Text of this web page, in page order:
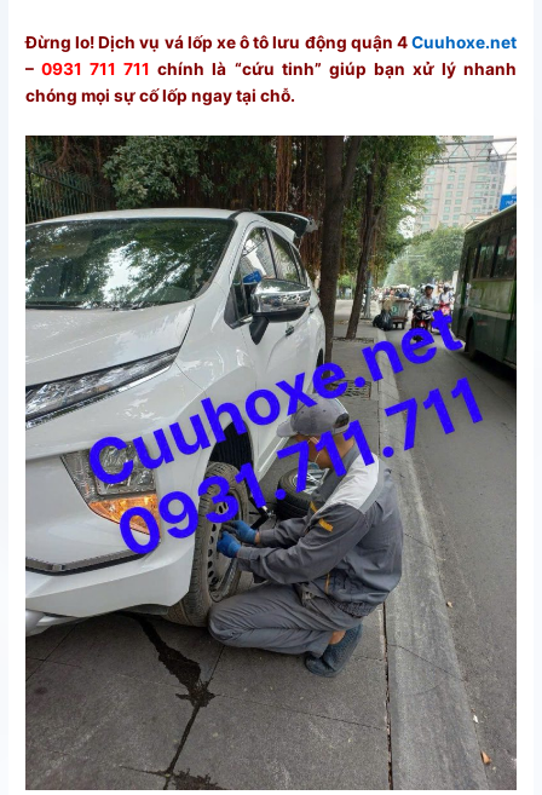
Đừng lo! Dịch vụ vá lốp xe ô tô lưu động quận 4Cuuhoxe.net
–0931 711 711 chính là “cứu tinh” giúp bạn xử lý nhanh
chóng mọi sự cố lốp ngay tại chỗ.